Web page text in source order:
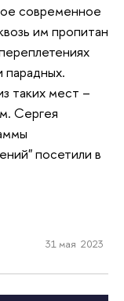
современное
им пропитан
таких мест –
Сергея
посетили в
31 мая 2023